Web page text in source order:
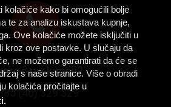
kolačiće kako bi omogućili bolje
te za analizu iskustava kupnje,
Ove kolačiće možete isključiti u
kroz ove postavke. U slučaju da
ne možemo garantirati da će se
s naše stranice. Više o obradi
kolačića pročitajte u
pri kupnji?
(40) 329 329